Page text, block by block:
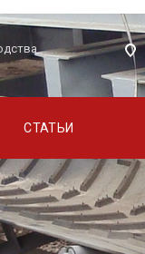
СТАТЬИ